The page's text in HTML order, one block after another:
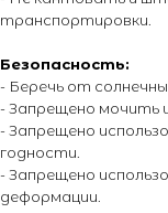
транспортировки.
Безопасность:
- Беречь от
- Запрещено мочить
- Запрещено
годности.
- Запрещено
деформации.